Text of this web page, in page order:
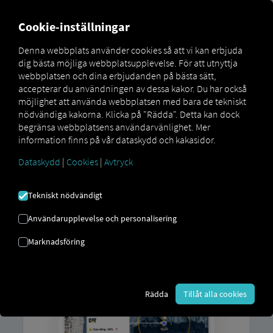
Marketplace Connectors Hiboo Connect
HIBOO CONNECT
partnerHiboo Systems SAS? Då kan du
våra tjänster
Cookie-inställningar
Denna webbplats använder cookies så att vi kan erbjuda
dig bästa möjliga webbplatsupplevelse. För att utnyttja
webbplatsen och dina erbjudanden på bästa sätt,
accepterar du användningen av dessa kakor. Du har också
möjlighet att använda webbplatsen med bara de tekniskt
nödvändiga kakorna. Klicka på "Rädda". Detta kan dock
begränsa webbplatsens användarvänlighet. Mer
information finns på vår dataskydd och kakasidor.
Dataskydd | Cookies | Avtryck
Tekniskt nödvändigt
Användarupplevelse och personalisering
Marknadsföring
Rädda Tillåt alla cookies